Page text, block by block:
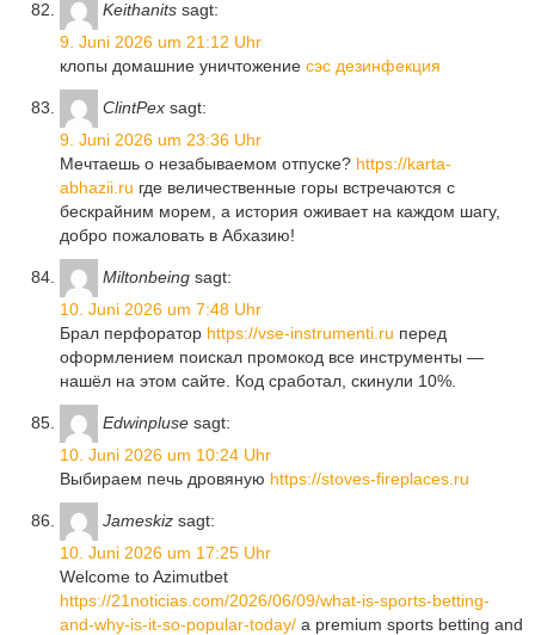
Keithanits sagt:
9. Juni 2026 um 21:12 Uhr
клопы домашние уничтожение сэс дезинфекция
ClintPex sagt:
9. Juni 2026 um 23:36 Uhr
Мечтаешь о незабываемом отпуске? https://karta-
abhazii.ru где величественные горы встречаются с
бескрайним морем, а история оживает на каждом шагу,
добро пожаловать в Абхазию!
Miltonbeing sagt:
10. Juni 2026 um 7:48 Uhr
Брал перфоратор https://vse-instrumenti.ru перед
оформлением поискал промокод все инструменты —
нашёл на этом сайте. Код сработал, скинули 10%.
Edwinpluse sagt:
10. Juni 2026 um 10:24 Uhr
Выбираем печь дровяную https://stoves-fireplaces.ru
Jameskiz sagt:
10. Juni 2026 um 17:25 Uhr
Welcome to Azimutbet
https://21noticias.com/2026/06/09/what-is-sports-betting-
and-why-is-it-so-popular-today/ a premium sports betting and